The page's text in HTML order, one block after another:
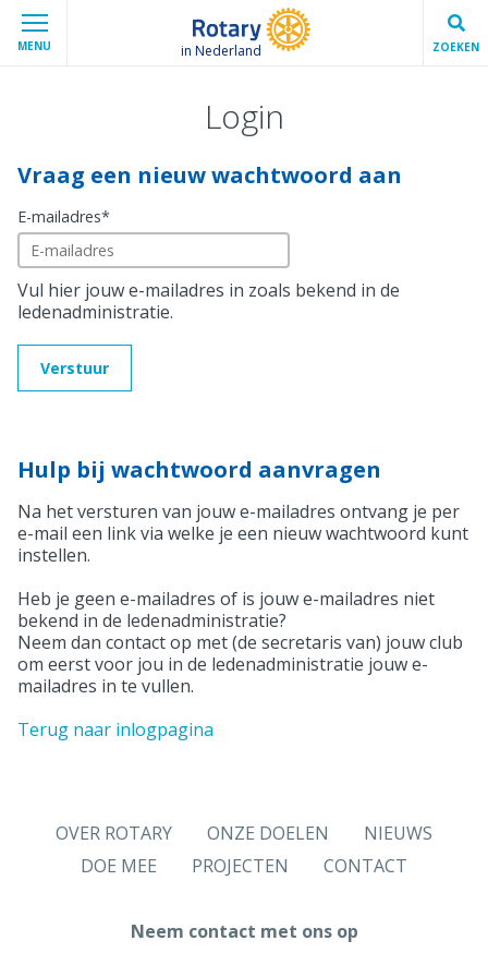
MENU in Nederland ZOEKEN
Login
Vraag een nieuw wachtwoord aan
E-mailadres*
Vul hier jouw e-mailadres in zoals bekend in de
ledenadministratie.
Verstuur
Hulp bij wachtwoord aanvragen
Na het versturen van jouw e-mailadres ontvang je per
e-mail een link via welke je een nieuw wachtwoord kunt
instellen.
Heb je geen e-mailadres of is jouw e-mailadres niet
bekend in de ledenadministratie?
Neem dan contact op met (de secretaris van) jouw club
om eerst voor jou in de ledenadministratie jouw e-
mailadres in te vullen.
Terug naar inlogpagina
OVER ROTARY ONZE DOELEN
NIEUWS
DOE MEE
PROJECTEN CONTACT
Neem contact met ons op